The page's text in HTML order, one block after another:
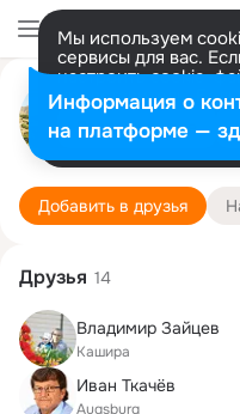
Мы используем
сервисы для вас.
настроить cookie-
представитель.
Разрешить все
Сергей
село
5 школа
Добавить в друзья
Друзья 14
Владимир Зайцев
Кашира
Иван Ткачёв
Augsburg
Информация о
на платформе —